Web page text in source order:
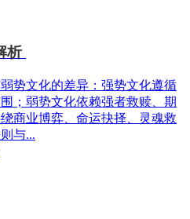
析
势文化的差异：强势文化遵循
；弱势文化依赖强者救赎、期
商业博弈、命运抉择、灵魂救
与...